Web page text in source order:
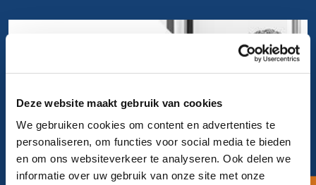
Deze website maakt gebruik van cookies
We gebruiken cookies om content en advertenties te
personaliseren, om functies voor social media te bieden
en om ons websiteverkeer te analyseren. Ook delen we
informatie over uw gebruik van onze site met onze
op.
Uw vraag bij ons neerleggen